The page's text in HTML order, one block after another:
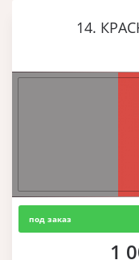
14.
под заказ
1